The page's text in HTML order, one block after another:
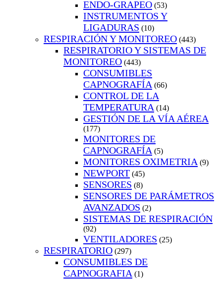
ENDO-GRAPEO (53)
INSTRUMENTOS Y
LIGADURAS (10)
RESPIRACIÓN Y MONITOREO (443)
RESPIRATORIO Y SISTEMAS DE
MONITOREO (443)
CONSUMIBLES
CAPNOGRAFÍA (66)
CONTROL DE LA
TEMPERATURA (14)
GESTIÓN DE LA VÍA AÉREA
(177)
MONITORES DE
CAPNOGRAFÍA (5)
MONITORES OXIMETRIA (9)
NEWPORT (45)
SENSORES (8)
SENSORES DE PARÁMETROS
AVANZADOS (2)
SISTEMAS DE RESPIRACIÓN
(92)
VENTILADORES (25)
RESPIRATORIO (297)
CONSUMIBLES DE
CAPNOGRAFIA (1)